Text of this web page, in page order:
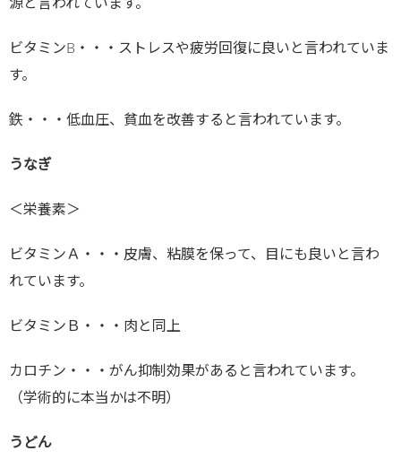
源と言われています。
ビタミンB・・・ストレスや疲労回復に良いと言われていま
す。
鉄・・・低血圧、貧血を改善すると言われています。
うなぎ
＜栄養素＞
ビタミンＡ・・・皮膚、粘膜を保って、目にも良いと言わ
れています。
ビタミンＢ・・・肉と同上
カロチン・・・がん抑制効果があると言われています。
（学術的に本当かは不明）
うどん